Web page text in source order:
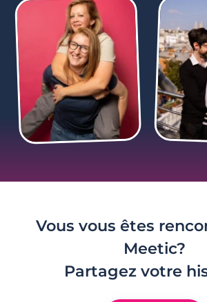
2 minutes
Brunchez au 1er rendez-vous
Vous vous êtes
Meetic?
Partagez votre